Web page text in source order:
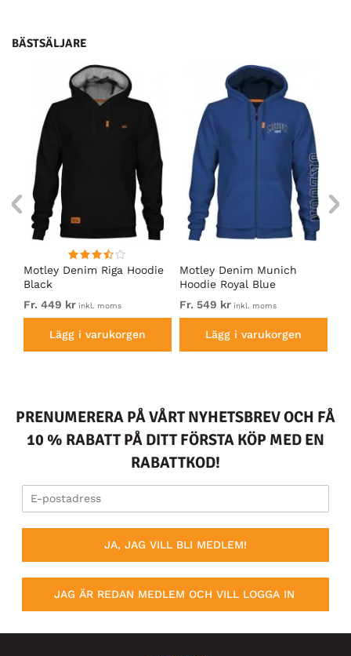
BÄSTSÄLJARE
Motley Denim Riga Hoodie
Black
Fr. 449 kr inkl. moms
Lägg i varukorgen
Motley Denim Munich
Hoodie Royal Blue
Fr. 549 kr inkl. moms
Lägg i varukorgen
PRENUMERERA PÅ VÅRT NYHETSBREV OCH FÅ
10 % RABATT PÅ DITT FÖRSTA KÖP MED EN
RABATTKOD!
JA, JAG VILL BLI MEDLEM!
JAG ÄR REDAN MEDLEM OCH VILL LOGGA IN